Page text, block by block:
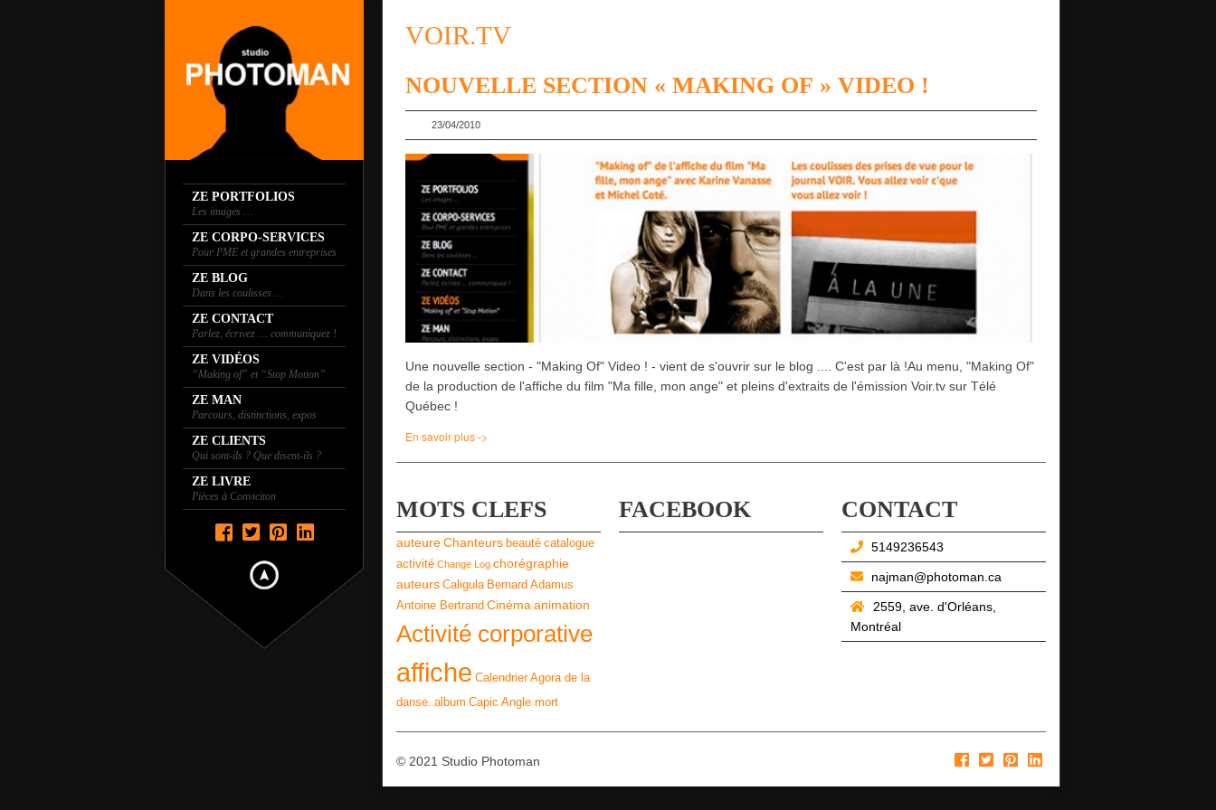
ZE PORTFOLIOS
Les images …
ZE CORPO-SERVICES
Pour PME et grandes entreprises
ZE BLOG
Dans les coulisses …
ZE CONTACT
Parlez, écrivez … communiquez !
ZE VIDÉOS
“Making of” et “Stop Motion”
ZE MAN
Parcours, distinctions, expos
ZE CLIENTS
Qui sont-ils ? Que disent-ils ?
ZE LIVRE
Pièces à Conviciton
VOIR.TV
NOUVELLE SECTION « MAKING OF » VIDEO !
23/04/2010
Une nouvelle section - "Making Of" Video ! - vient de s'ouvrir sur le blog .... C'est par là !Au menu, "Making Of"
de la production de l'affiche du film "Ma fille, mon ange" et pleins d'extraits de l'émission Voir.tv sur Télé
Québec !
En savoir plus ->
MOTS CLEFS
auteureChanteurs beauté catalogue
activité Change Log chorégraphie
auteurs Caligula Bernard Adamus
Antoine Bertrand Cinémaanimation
Activité corporative
affiche Calendrier Agora de la
danse. album Capic Angle mort
FACEBOOK CONTACT
5149236543
najman@photoman.ca
2559, ave. d'Orléans,
Montréal
© 2021 Studio Photoman